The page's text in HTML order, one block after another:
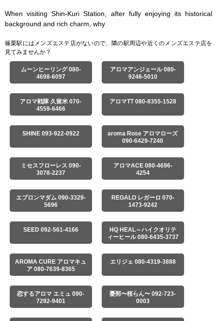
When visiting Shin-Kuri Station, after fully enjoying its historical
background and rich charm, why
篠栗駅にはメンズエステ店がないので、隣の駅周辺や近くのメンズエステ店を
見てみませんか？
ムーンヒーリング 080-
4698-6097
アロマアンジェール 080-
9246-5010
アロマ戦隊 久留米 070-
4559-6466
アロマTT 080-8355-1528
SHINE 093-922-0922
aroma Rose アロマローズ
090-6429-7240
ミセスフローレス 090-
3078-2237
アロマACE 080-4696-
4254
エプロンマダム 090-3329-
5696
REGALO レガーロ 070-
1473-9242
SEED 092-561-4166
HQ HEAL～ハイクオリテ
ィーヒール 080-6435-3737
AROMA CURE アロマキュ
ア 080-7639-8365
エリジェ 080-4319-3888
恋するアロマ エミュ 090-
7292-9401
憂郭〜桜らん〜 092-723-
0003